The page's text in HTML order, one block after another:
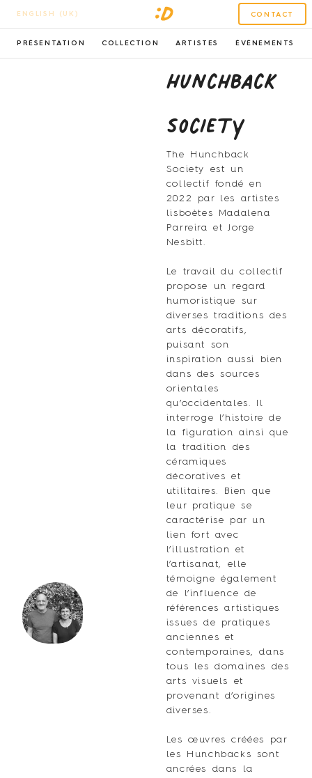
ENGLISH (UK) CONTACT
PRÉSENTATION COLLECTION ARTISTES ÉVÉNEMENTS
Hunchback
Society
The Hunchback
Society est un
collectif fondé en
2022 par les artistes
lisboètes Madalena
Parreira et Jorge
Nesbitt.
Le travail du collectif
propose un regard
humoristique sur
diverses traditions des
arts décoratifs,
puisant son
inspiration aussi bien
dans des sources
orientales
qu’occidentales. Il
interroge l’histoire de
la figuration ainsi que
la tradition des
céramiques
décoratives et
utilitaires. Bien que
leur pratique se
caractérise par un
lien fort avec
l’illustration et
l’artisanat, elle
témoigne également
de l’influence de
références artistiques
issues de pratiques
anciennes et
contemporaines, dans
tous les domaines des
arts visuels et
provenant d’origines
diverses.
Les œuvres créées par
les Hunchbacks sont
ancrées dans la